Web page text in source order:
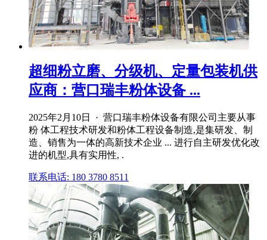
超细粉立磨、分级机、定量包装机供
应商：营口瑞丰粉体设备 ...
2025年2月10日 · 营口瑞丰粉体设备有限公司主要从事
粉 体工程技术研发和粉体工程设备制造,是集研发、制
造、销售为一体的高新技术企业 ... 进行自主研发优化改
进的机型,具有实用性, .
联系电话: 180 3780 8511